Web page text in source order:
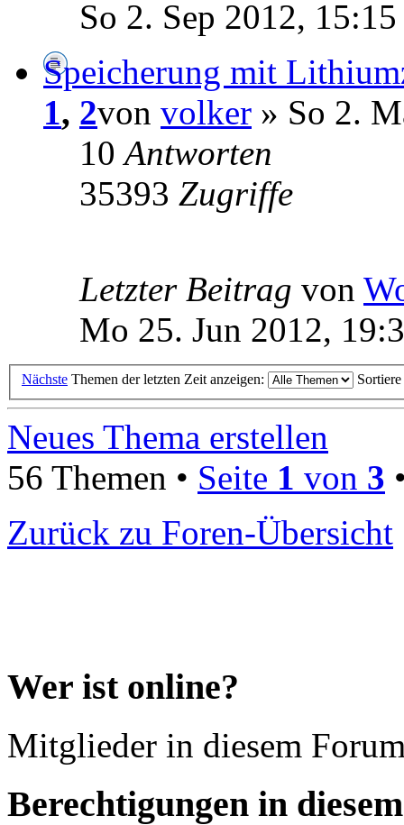
So 2. Sep 2012, 15:15
Speicherung mit
1, 2von volker » So 2.
10Antworten
35393 Zugriffe
Letzter Beitrag von
Mo 25. Jun 2012,
Nächste Themen der letzten Zeit anzeigen:
Neues Thema erstellen
56 Themen • Seite 1 von 3
Zurück zu Foren-Übersicht
Wer ist online?
Mitglieder in diesem
Berechtigungen in